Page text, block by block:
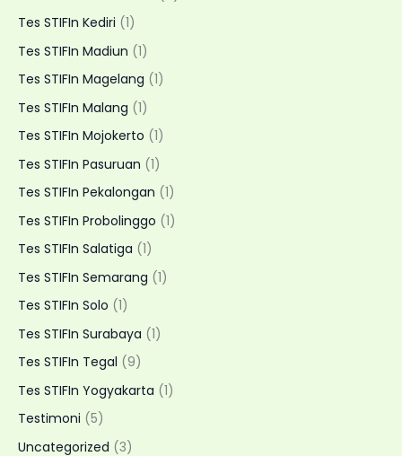
Tes STIFIn Kediri (1)
Tes STIFIn Madiun (1)
Tes STIFIn Magelang (1)
Tes STIFIn Malang (1)
Tes STIFIn Mojokerto (1)
Tes STIFIn Pasuruan (1)
Tes STIFIn Pekalongan (1)
Tes STIFIn Probolinggo (1)
Tes STIFIn Salatiga (1)
Tes STIFIn Semarang (1)
Tes STIFIn Solo (1)
Tes STIFIn Surabaya (1)
Tes STIFIn Tegal (9)
Tes STIFIn Yogyakarta (1)
Testimoni (5)
Uncategorized (3)